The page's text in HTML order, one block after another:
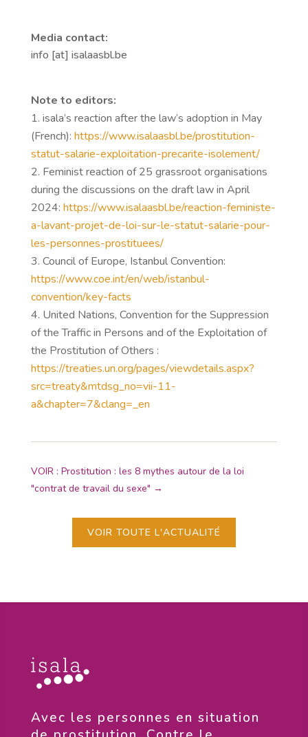
Media contact:
info [at] isalaasbl.be
Note to editors:
isala’s reaction after the law’s adoption in May
(French): https://www.isalaasbl.be/prostitution-
statut-salarie-exploitation-precarite-isolement/
Feminist reaction of 25 grassroot organisations
during the discussions on the draft law in April
2024: https://www.isalaasbl.be/reaction-feministe-
a-lavant-projet-de-loi-sur-le-statut-salarie-pour-
les-personnes-prostituees/
Council of Europe, Istanbul Convention:
https://www.coe.int/en/web/istanbul-
convention/key-facts
United Nations, Convention for the Suppression
of the Traffic in Persons and of the Exploitation of
the Prostitution of Others :
https://treaties.un.org/pages/viewdetails.aspx?
src=treaty&mtdsg_no=vii-11-
a&chapter=7&clang=_en
VOIR : Prostitution : les 8 mythes autour de la loi
"contrat de travail du sexe" →
VOIR TOUTE L'ACTUALITÉ
​Avec les personnes en situation